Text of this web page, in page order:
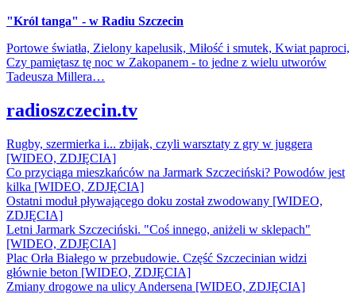
"Król tanga" - w Radiu Szczecin
Portowe światła, Zielony kapelusik, Miłość i smutek, Kwiat paproci,
Czy pamiętasz tę noc w Zakopanem - to jedne z wielu utworów
Tadeusza Millera…
radioszczecin.tv
Rugby, szermierka i... zbijak, czyli warsztaty z gry w juggera
[WIDEO, ZDJĘCIA]
Co przyciąga mieszkańców na Jarmark Szczeciński? Powodów jest
kilka [WIDEO, ZDJĘCIA]
Ostatni moduł pływającego doku został zwodowany [WIDEO,
ZDJĘCIA]
Letni Jarmark Szczeciński. "Coś innego, aniżeli w sklepach"
[WIDEO, ZDJĘCIA]
Plac Orła Białego w przebudowie. Część Szczecinian widzi
głównie beton [WIDEO, ZDJĘCIA]
Zmiany drogowe na ulicy Andersena [WIDEO, ZDJĘCIA]